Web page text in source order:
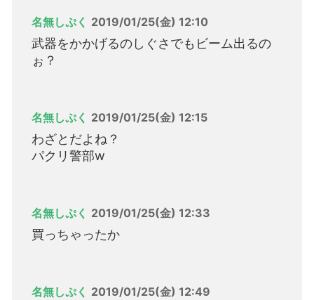
名無しぷく 2019/01/25(金) 12:10
武器をかかげるのしぐさでもビーム出るの
ぉ？
名無しぷく 2019/01/25(金) 12:15
わざとだよね？
パクリ警部w
名無しぷく 2019/01/25(金) 12:33
買っちゃったか
名無しぷく 2019/01/25(金) 12:49